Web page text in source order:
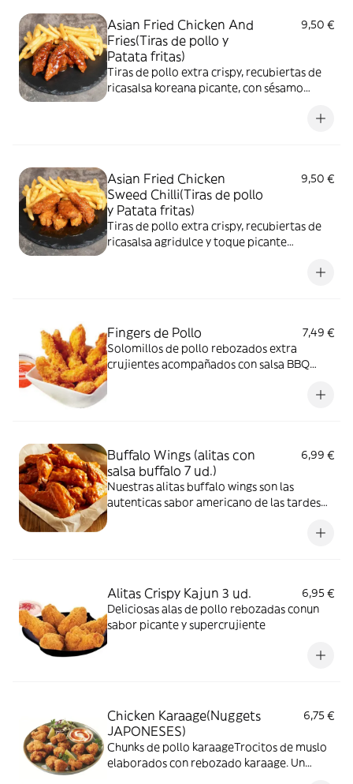
Asian Fried Chicken And
Fries(Tiras de pollo y
Patata fritas)
9,50 €
Tiras de pollo extra crispy, recubiertas de
ricasalsa koreana picante, con sésamo
Asian Fried Chicken
Sweed Chilli(Tiras de pollo
y Patata fritas)
9,50 €
Tiras de pollo extra crispy, recubiertas de
ricasalsa agridulce y toque picante
Fingers de Pollo
7,49 €
Solomillos de pollo rebozados extra
crujientes acompañados con salsa BBQ
Buffalo Wings (alitas con
salsa buffalo 7 ud.)
6,99 €
Nuestras alitas buffalo wings son las
autenticas sabor americano de las tardes
Alitas Crispy Kajun 3 ud.
6,95 €
Deliciosas alas de pollo rebozadas conun
sabor picante y supercrujiente
Chicken Karaage(Nuggets
JAPONESES)
6,75 €
Chunks de pollo karaageTrocitos de muslo
elaborados con rebozado karaage. Un